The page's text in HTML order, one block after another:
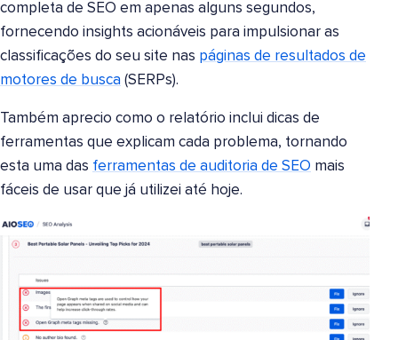
completa de SEO em apenas alguns segundos,
fornecendo insights acionáveis para impulsionar as
classificações do seu site nas páginas de resultados de
motores de busca (SERPs).
Também aprecio como o relatório inclui dicas de
ferramentas que explicam cada problema, tornando
esta uma das ferramentas de auditoria de SEO mais
fáceis de usar que já utilizei até hoje.